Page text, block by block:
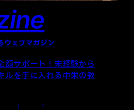
ウェブマガジン
額サポート！未経験から
ルを手に入れる中栄の教